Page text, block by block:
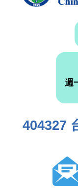
週
404327